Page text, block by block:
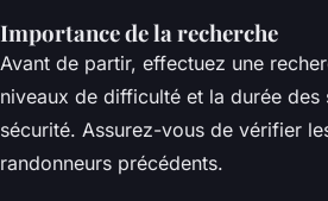
Importance de la recherche
Avant de partir, effectuez une
niveaux de difficulté et la durée
sécurité. Assurez-vous de vérifier
randonneurs précédents.